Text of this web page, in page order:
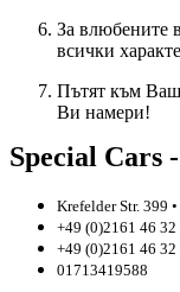
За влюбените
всички
Пътят към
Ви намери!
Special Cars
Krefelder Str. 399
+49 (0)2161 46 32
+49 (0)2161 46 32
01713419588